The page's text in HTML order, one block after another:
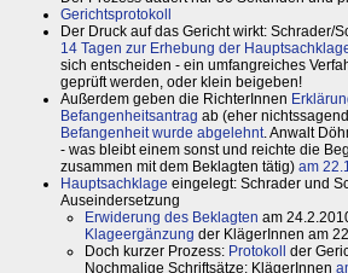
Gerichtsprotokoll
Der Druck auf das Gericht wirkt: Schrader/
14 Tagen zur Erhebung der
sich entscheiden - ein umfangreiches
geprüft werden, oder klein beigeben!
Außerdem geben die RichterInnen
Befangenheitsantrag ab (eher
Befangenheit wurde abgelehnt. Anwalt
- was bleibt einem sonst und reichte die
zusammen mit dem Beklagten tätig) am
Hauptsachklage eingelegt: Schrader und
Auseindersetzung
Erwiderung des Beklagten am
Klageergänzung der KlägerInnen am
Doch kurzer Prozess: Protokoll
der
Nochmalige Schriftsätze: KlägerInnen